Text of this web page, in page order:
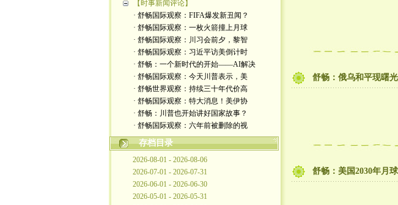
【时事新闻评论】
· 舒畅国际观察：FIFA爆发新丑闻？
· 舒畅国际观察：一枚火箭撞上月球
· 舒畅国际观察：川习会前夕，黎智
· 舒畅国际观察：习近平访美倒计时
· 舒畅：一个新时代的开始——AI解决
· 舒畅国际观察：今天川普表示，美
· 舒畅世界观察：持续三十年代价高
· 舒畅国际观察：特大消息！美伊协
· 舒畅：川普也开始讲好国家故事？
· 舒畅国际观察：六年前被删除的视
存档目录
2026-08-01 - 2026-08-06
2026-07-01 - 2026-07-31
2026-06-01 - 2026-06-30
2026-05-01 - 2026-05-31
舒畅：俄乌和平现曙
舒畅：美国2030年月